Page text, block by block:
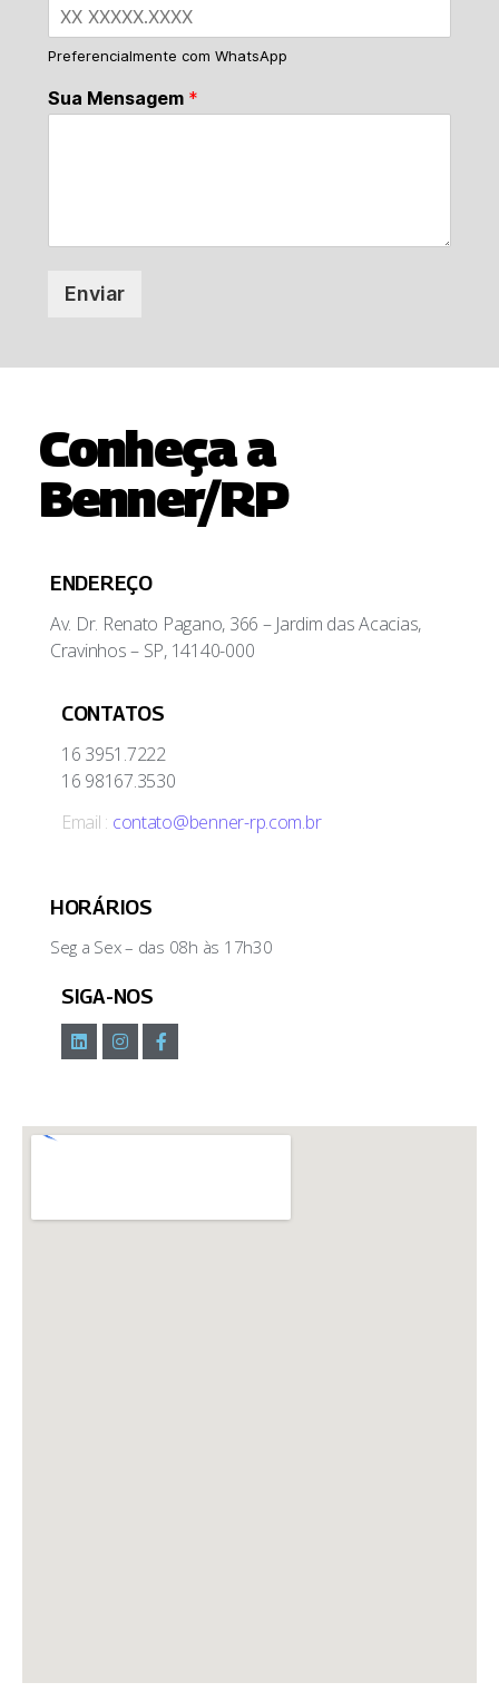
Preferencialmente com WhatsApp
Sua Mensagem *
Enviar
Conheça a
Benner/RP
ENDEREÇO
Av. Dr. Renato Pagano, 366 – Jardim das Acacias,
Cravinhos – SP, 14140-000
CONTATOS
16 3951.7222
16 98167.3530
Email : contato@benner-rp.com.br
HORÁRIOS
Seg a Sex – das 08h às 17h30
SIGA-NOS